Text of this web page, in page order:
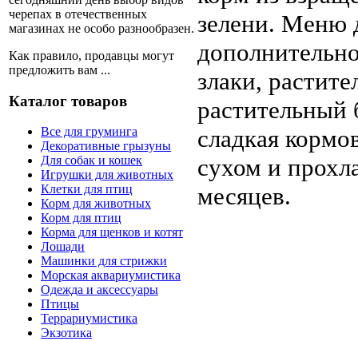
черепах в отечественных
магазинах не особо разнообразен.
Как правило, продавцы могут
предложить вам ...
Каталог товаров
Все для груминга
Декоративные грызуны
Для собак и кошек
Игрушки для животных
Клетки для птиц
Корм для животных
Корм для птиц
Корма для щенков и котят
Лошади
Машинки для стрижки
Морская аквариумистика
Одежда и аксессуары
Птицы
Террариумистика
Экзотика
зелени. Меню
злаки,
сладкая
сухом и
месяцев.